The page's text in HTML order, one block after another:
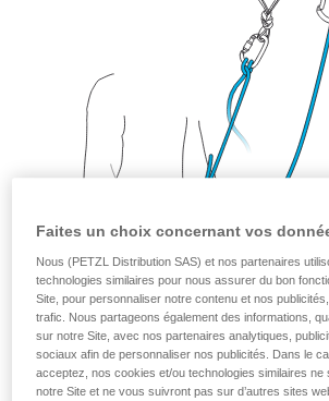
Faites un choix concernant vos
Nous (PETZL Distribution SAS) et nos partenaires
technologies similaires pour nous assurer du bon
Site, pour personnaliser notre contenu et nos
trafic. Nous partageons également des informations,
sur notre Site, avec nos partenaires analytiques,
sociaux afin de personnaliser nos publicités. Dans le
acceptez, nos cookies et/ou technologies similaires ne
notre Site et ne vous suivront pas sur d’autres sites